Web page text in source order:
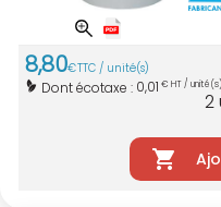
8,80€TTC / unité(s)
Dont écotaxe : 0,01 € HT / unité(s)
2